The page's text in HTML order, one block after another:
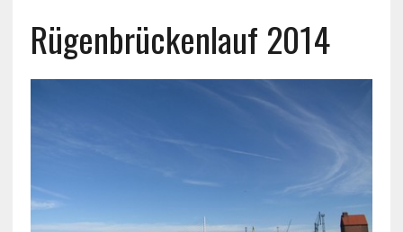
Rügenbrückenlauf 2014